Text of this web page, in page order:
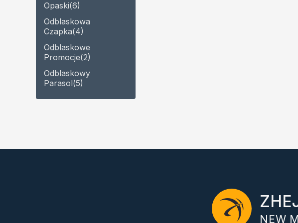
Opaski(6)
Odblaskowa
Czapka(4)
Odblaskowe
Promocje(2)
Odblaskowy
Parasol(5)
NEW